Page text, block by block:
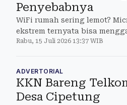
Penyebabnya
WiFi rumah sering lemot?
ekstrem ternyata bisa
mengatasiny
Rabu, 15 Juli 2026 13:37 WIB
ADVERTORIAL
KKN Bareng
Desa Cipetung